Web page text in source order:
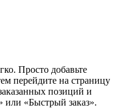
Просто добавьте
перейдите на страницу
позиций и
или «Быстрый заказ».